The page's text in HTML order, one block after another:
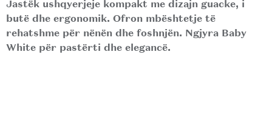
Jastëk ushqyerjeje kompakt me dizajn guacke, i
butë dhe ergonomik. Ofron mbështetje të
rehatshme për nënën dhe foshnjën. Ngjyra Baby
White për pastërti dhe elegancë.